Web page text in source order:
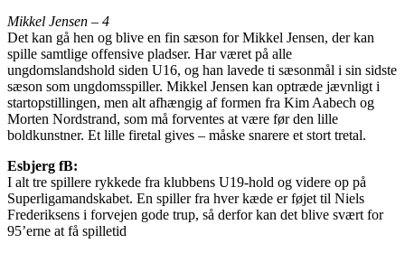
Mikkel Jensen – 4
Det kan gå hen og blive en fin sæson for Mikkel Jensen, der kan
spille samtlige offensive pladser. Har været på alle
ungdomslandshold siden U16, og han lavede ti sæsonmål i sin sidste
sæson som ungdomsspiller. Mikkel Jensen kan optræde jævnligt i
startopstillingen, men alt afhængig af formen fra Kim Aabech og
Morten Nordstrand, som må forventes at være før den lille
boldkunstner. Et lille firetal gives – måske snarere et stort tretal.
Esbjerg fB:
I alt tre spillere rykkede fra klubbens U19-hold og videre op på
Superligamandskabet. En spiller fra hver kæde er føjet til Niels
Frederiksens i forvejen gode trup, så derfor kan det blive svært for
95’erne at få spilletid